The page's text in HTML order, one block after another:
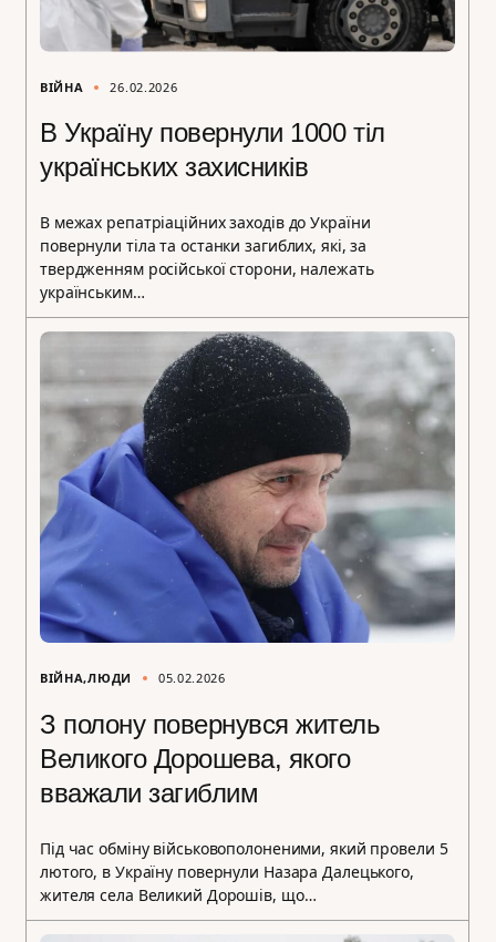
ВІЙНА 26.02.2026
В Україну повернули 1000 тіл
українських захисників
В межах репатріаційних заходів до України
повернули тіла та останки загиблих, які, за
твердженням російської сторони, належать
українським…
ВІЙНА ЛЮДИ 05.02.2026
З полону повернувся житель
Великого Дорошева, якого
вважали загиблим
Під час обміну військовополоненими, який провели 5
лютого, в Україну повернули Назара Далецького,
жителя села Великий Дорошів, що…